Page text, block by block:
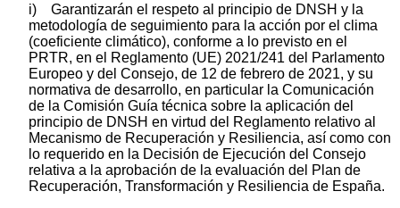
i) Garantizarán el respeto al principio de DNSH y la
metodología de seguimiento para la acción por el clima
(coeficiente climático), conforme a lo previsto en el
PRTR, en el Reglamento (UE) 2021/241 del Parlamento
Europeo y del Consejo, de 12 de febrero de 2021, y su
normativa de desarrollo, en particular la Comunicación
de la Comisión Guía técnica sobre la aplicación del
principio de DNSH en virtud del Reglamento relativo al
Mecanismo de Recuperación y Resiliencia, así como con
lo requerido en la Decisión de Ejecución del Consejo
relativa a la aprobación de la evaluación del Plan de
Recuperación, Transformación y Resiliencia de España.